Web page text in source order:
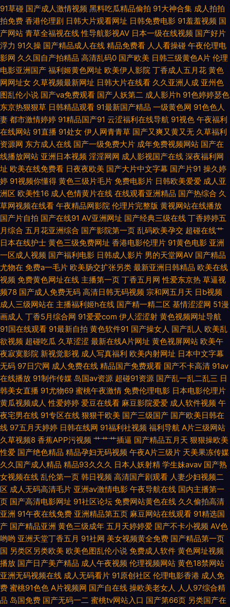
天天色综 带你走进精彩影视世界 日本色图自拍 99国产精品99 欧美日AV 97
超开公碰在线视频 欧美精品精品在线发布 综合亚洲欧美 九七电影资源 亚洲
欧美日韩自 国产无毒不卡 午夜成人福利社 国产高清在线观看 日韩视频亚洲
草草影院第一页YYCCC网站 欧美在线A√ 91精品尤物在线观看 女女百合在
线观看 中文字幕一区二区视 久久精品国产亚洲AV影院 亚洲自拍色在线观看
好吊视频成人黄色精品视频一区二区三区 亚洲国产五月综合网 国产午夜成
五月素人人妻 国产高清看片日韩欧 少妇AV导航 大地影院手 日产亚洲一区二
区三区 操欧美美女 欧美性爱欧美精品 91精品人成在线观看 免费国产 制服丝
袜做爱 九一伦理网 亚洲中文字幕在线免费 韩日2区 精品国产自在精品国产
亚洲日本aⅴ 韩国三级入口 亚洲国产老鸭窝一 国产日韩亚洲欧美亚洲 无套内
谢少妇毛片A片小说 国产精品内容每日更新 神马午夜国产在线观看 第一精品
导航 日韩国产中文综合 超碰人人色 人人妻人人澡人人 av网站 欧美一级日
91热视 免费大片网站 愉拍精品视频在线观看 精品24区 一区青椒 黄污视频网
站在线观看 亚洲午夜射 好男人官网在线 亚洲精品美女久 国产一区二区三 午
夜男女爽爽影院在线 国产精品另类 神马午夜传媒 广州注册公司 日韩欧美亚
洲动漫综合 成人福利美女观看视频 日本有码区 超碰免费91 人妖护士一级A
片 www草莓 区有码在线观看 avtt五月香 欧美亚洲精品第一 91视频网站豆
花 欧美老妇MV 91地址网址 欧美第十页 91v91cn 免费观看国产女人 69超碰
久草 免费的黄色网 最近日本 蜜桃嫩草91 在线视频免 久草涩涩 一二三区无
激情有码天堂 亚洲破解不 韩国《少 亚洲大片中文 国产无限资源在 香蕉啪视
国产日本91在线 午夜影院在线欧美 国产强伦姧人妻电影潘金莲 午夜影院资
源 国产男女探花 黄瓜视频在线播放看片 影视大全免费 精品一区二区网站 一
区二区三区在 久草亚洲欧美 伊人avav 精品理论片在线观 亚洲中文字幕日 精
91草碰 国产成人激情视频 黑料吃瓜精品偷拍 91大神合集 成人拍拍
拍免费 香港伦理剧 日韩大片观看网址 日韩免费电影 91羞羞视频 国
产网站 青草全福视在线 性导航影视AV 日本一级在线视频 国产好片
浮力 91久操 国产精品成人在线 精品免费看 人人看操碰 午夜伦理电
影网 久久国自产拍精品 高清乱码0 国产欧美 日韩三级黄色A片 伦理
电影亚洲国产 福利姬黄色网址 欧美伊人影院 丁香成人五月花 黄色
网网址女 久草视频最新网址 日韩大片在线看 久久亚洲人成 亚州色
图乱伦小说 国产va免费观看 国产人妖第二 成人影片h 91色婷婷瑟色
东京热狠狠草 日韩精品观看 91最新国产精品 一级黄色网 91色色人
妻 都市激情婷婷 91精品国产91 云涩福利在线导航 91视色 午夜福利
在线网站 91直播 91处女 伊人网青青草 国产又爽又黄又无 久草福利
资源网 东方成人在线 国产一级免费大片 成年免费视频网站 国产在
线播放网站 亚洲日本视频 淫淫网网 成人影视国产在线 深夜福利网
址 欧美在线免费看 日夜夜欧美 国产大片中文字幕 国产片91 操久婷
婷 91视频你懂得 黄色三级片毛片 免费电影片 日韩欧美爱爱 成人亚
洲区 欧美性16 成人色情黄片在线 在线观看亚洲精品 国产热综合 久
草网视频在线看 午夜精品网影院 伦理片完整版 黄视网站在线播放
国产片自拍 国产在线91 AV亚洲网址 国产经典三级在线 丁香婷婷五
月综合 五月花亚洲综合 国产影院第一页 乱码欧美孕交 超碰在线艹
日本在线护士 黄色三级免费网址 香港电影伦理片 91黄色电影 亚洲
一区成人视频 国产福利电影 日韩成人影片 男的天堂网AV 国产精品
尤物在 免费a一毛片 欧美肠交扩张另类 最新亚洲日韩精品 欧美在线
视频 免费黄色网址在线 主播第一页 丁香五月网 性爱东京热 草逼视
频78 国产成人免费无码 高清日韩无码视频 宗和网五月天 日b视频
成人三级网站在 主播福利姬h在线 国产精一精二区 基情涩涩网 51漫
画成人 丁香5月综合网 91爱爱com 伊人涩涩射 黄色视频网址导航
91国在线观看 91最新自拍 黄色软件91 国产操女人 国产乱人 欧美乱
欲视频 超碰吃瓜 久草涩涩 最新在线A片网址 黄色视屏网站 欧美午
夜寂寞影院 新视觉影视 成人写真福利 欧美内射网址 日本中文字幕
无码 97日穴网 成人免费在线 精品国产免费观看 国产不卡高清 91av
在线播放 91制作传媒 岛国av资源 超碰91资源 国产乱一乱二乱三 日
韩美女直播 91尤物69 蜜桃午夜激情 免费伦理电影 日本电影伦理片
黄瓜视频成人 性爱婷婷 爱豆在线看 麻豆影院爱爱 成人软件视频 午
夜宅男在线 91专区在线 狠狠干欧美 国产三级国产 国产欧美日韩在
线 97五月天婷婷 日韩在线网 91福利社视频 福利导航 A片三级网站
久草视频8 香蕉APP污视频 艹艹艹插逼 国产精品五月天 狠狠操欧美
性爱 国产绝色精品 精品孕妇无码视频 午夜A片三级片 天美果冻传媒
久久国产成人精品 精品93久久久 日本人妖射精 学生妹avav 国产熟
女视频在线 乱伦第一页 韩日视频 高清国产剧观看 人妻少妇视频二
区 成人无码高清毛片 亚洲av激情电影 午夜导航在线 国内主播第一
页 国产高清电影网址 91社区论坛 免费网站黄色在线 久久偷拍高清
亚洲 91午夜在线免费 亚洲精品第五页 麻豆网站在线观看 91精选国
产 国产精品亚洲 黄色三级成年 五月天婷婷爱 国产不卡小视频 AV色
哟哟 亚洲天堂丁香五月 91社网 美女视频黄全免费 国产精品第一页
国 另类区另类欧美 欧美色图乱伦小说 免费成人软件 黄色网址视频
播放 国产日产美产精品 成人午夜视频 伦理视频网站 黄色18禁网站
亚洲无码视频在线 成人无码看片 91原创社区 伦理电影香港 成人免
费 蜜桃91色色 A片视频网 国产自在线 操欧美老女人 人人97综合精
品 岛国免费 国产无码一二 蜜桃tv网站入口 国产第66页 另类国产在